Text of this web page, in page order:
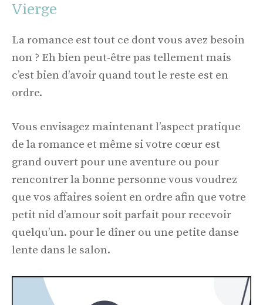
Vierge
La romance est tout ce dont vous avez besoin
non ? Eh bien peut-être pas tellement mais
c’est bien d’avoir quand tout le reste est en
ordre.
Vous envisagez maintenant l’aspect pratique
de la romance et même si votre cœur est
grand ouvert pour une aventure ou pour
rencontrer la bonne personne vous voudrez
que vos affaires soient en ordre afin que votre
petit nid d’amour soit parfait pour recevoir
quelqu’un. pour le dîner ou une petite danse
lente dans le salon.